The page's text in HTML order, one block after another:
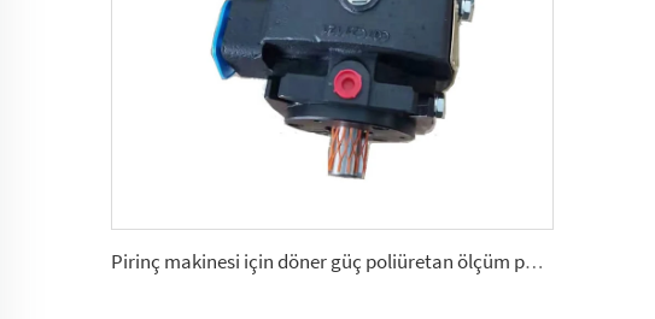
Pirinç makinesi için döner güç poliüretan ölçüm pumper C01, C04, C07, C20